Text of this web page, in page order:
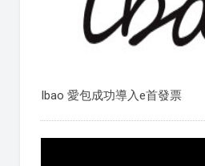
Ibao 愛包成功導入e首發票